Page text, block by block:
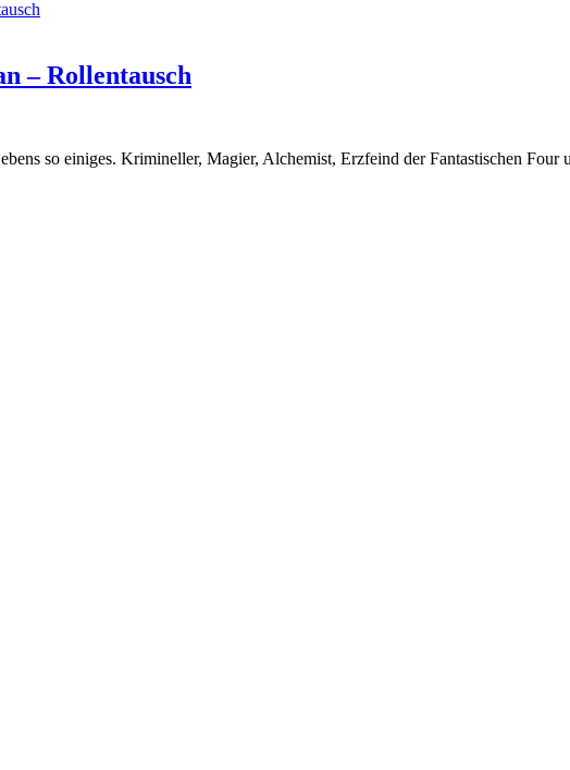
– Rollentausch
so einiges. Krimineller, Magier, Alchemist, Erzfeind der Fantastischen